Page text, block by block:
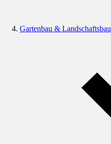
Gartenbau & Landschaftsbau